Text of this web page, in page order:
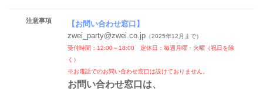
注意事項 【お問い合わせ窓口 】
zwei_party@zwei.co.jp （2025年12月まで）
受付時間：12:00～18:00 定休日：毎週月曜・火曜（祝日を除
く）
※お電話でのお問い合わせ窓口は設けておりません。
お問い合わせ窓口は、